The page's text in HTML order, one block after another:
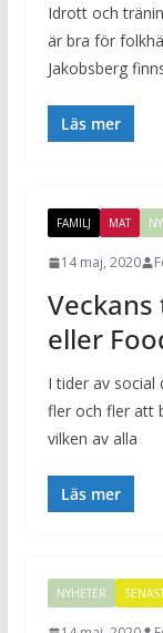
Idrott och
är bra för
Jakobsberg
Läs mer
FAMILJ MAT
14 maj, 2020
eller
I tider av social
fler och fler att
vilken av alla
Läs mer
NYHETER